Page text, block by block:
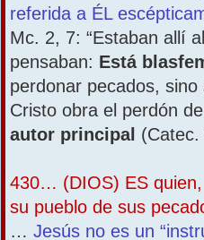
referida a ÉL
Mc. 2, 7: “Estaban allí
pensaban: Está
perdonar pecados, sino
Cristo obra el perdón
autor principal (Catec.
430… (DIOS) ES
su pueblo de sus
… Jesús no es un